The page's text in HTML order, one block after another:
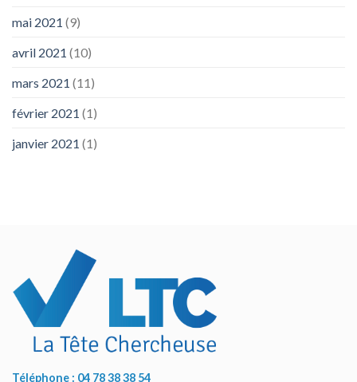
mai 2021 (9)
avril 2021 (10)
mars 2021 (11)
février 2021 (1)
janvier 2021 (1)
Téléphone : 04 78 38 38 54